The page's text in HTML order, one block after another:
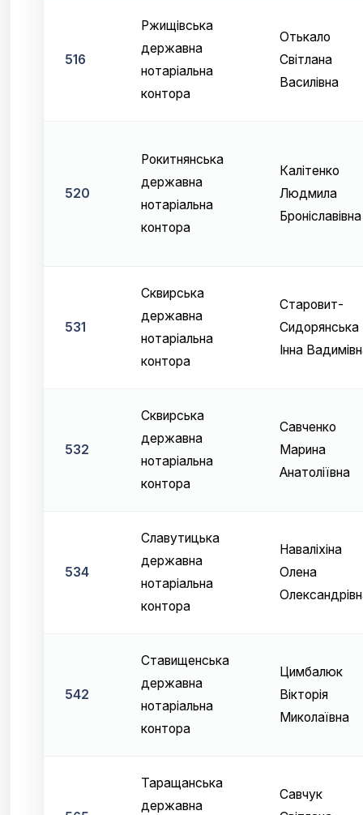
516
Ржищівська
державна
нотаріальна
контора
Отькало
Світлана
Василівна
520
Рокитнянська
державна
нотаріальна
контора
Калітенко
Людмила
Броніславівна
531
Сквирська
державна
нотаріальна
контора
Старовит-
Сидорянська
Інна
532
Сквирська
державна
нотаріальна
контора
Савченко
Марина
Анатоліївна
534
Славутицька
державна
нотаріальна
контора
Наваліхіна
Олена
542
Ставищенська
державна
нотаріальна
контора
Цимбалюк
Вікторія
Миколаївна
Таращанська
державна
Савчук